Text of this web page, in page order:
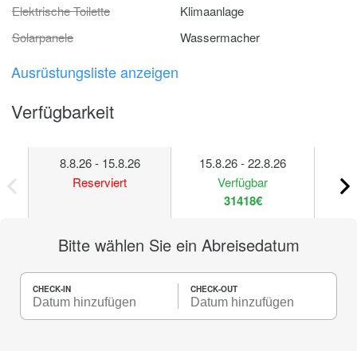
Elektrische Toilette
Klimaanlage
Solarpanele
Wassermacher
Ausrüstungsliste anzeigen
Verfügbarkeit
8.8.26 - 15.8.26
Reserviert
15.8.26 - 22.8.26
Verfügbar
31418€
Bitte wählen Sie ein Abreisedatum
CHECK-IN CHECK-OUT